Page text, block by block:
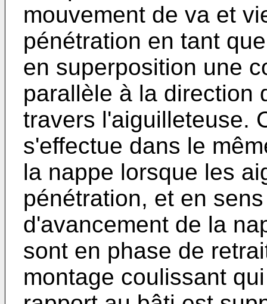
mouvement de va et
pénétration en tant
en superposition une
parallèle à la direction
travers l'aiguilleteuse.
s'effectue dans le
la nappe lorsque les
pénétration, et en
d'avancement de la
sont en phase de
montage coulissant